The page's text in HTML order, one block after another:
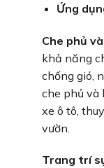
Ứng
Che phủ
khả năng
chống gió,
che phủ và
xe ô tô,
vườn.
Trang trí